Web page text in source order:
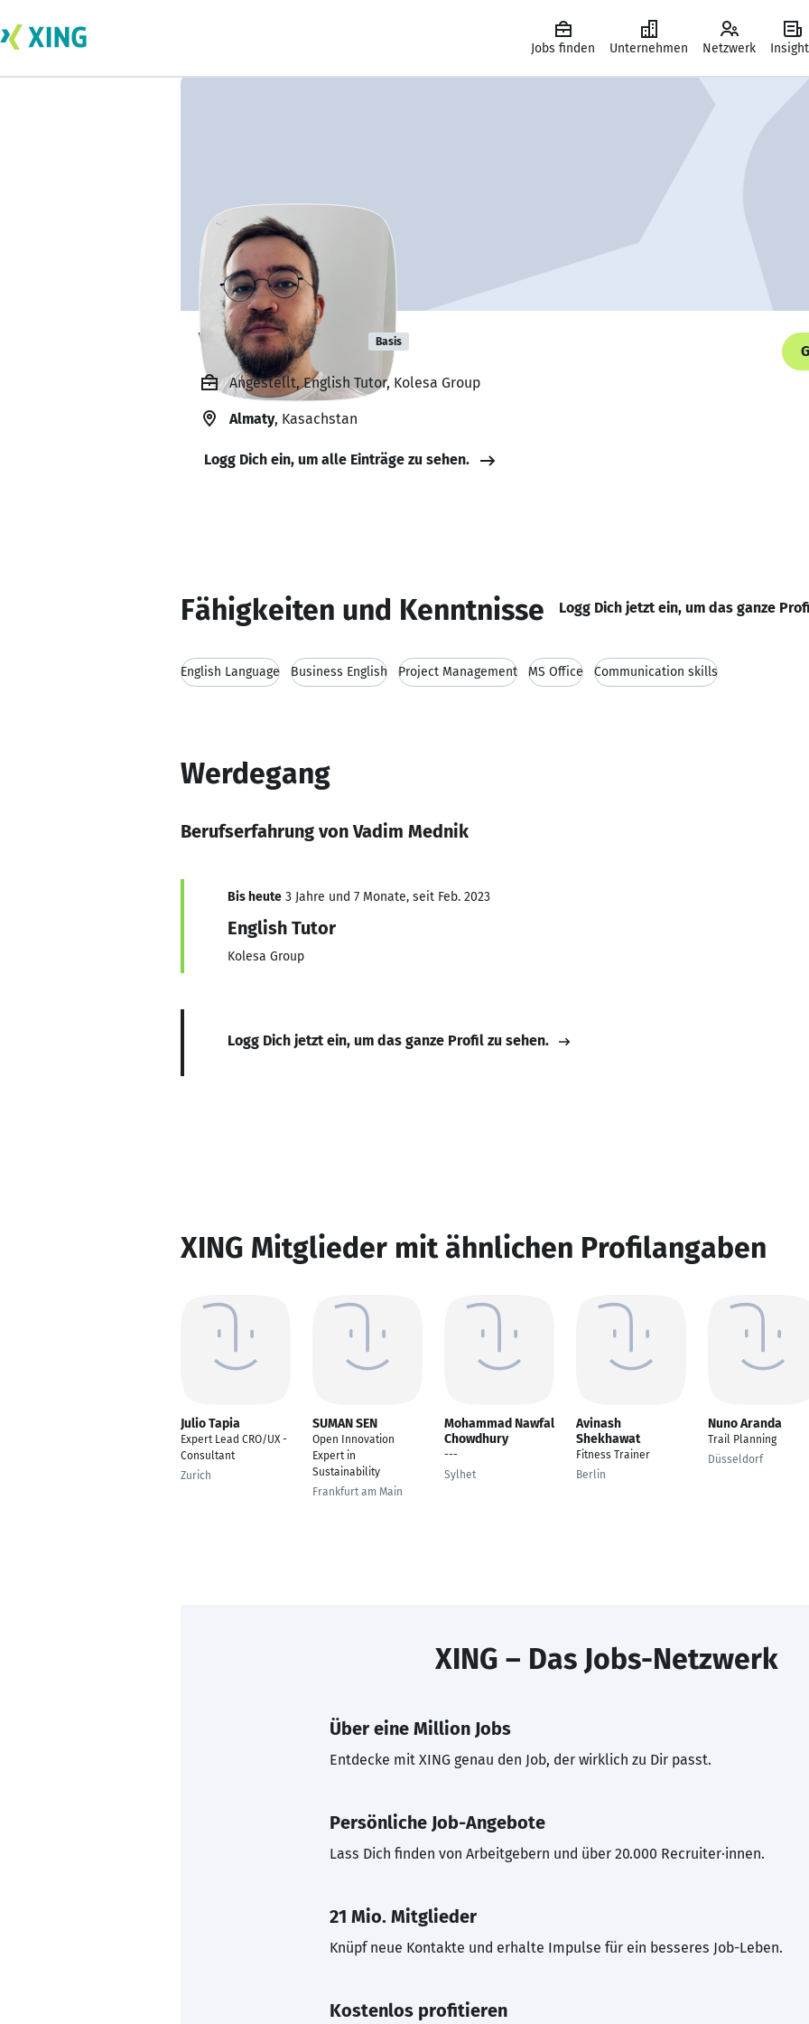
Jobs finden Unternehmen Netzwerk
Vadim Mednik Basis
Angestellt, English Tutor, Kolesa Group
Almaty, Kasachstan
Logg Dich ein, um alle Einträge zu sehen.
Fähigkeiten und Kenntnisse Logg Dich jetzt ein, um das ganze
English Language Business English Project Management MS Office Communication skills
Werdegang
Berufserfahrung von Vadim Mednik
Bis heute 3 Jahre und 7 Monate, seit Feb. 2023
English Tutor
Kolesa Group
Logg Dich jetzt ein, um das ganze Profil zu sehen.
XING Mitglieder mit ähnlichen Profilangaben
Julio Tapia
Expert Lead CRO/UX -
Consultant
Zurich
SUMAN SEN
Open Innovation
Expert in
Sustainability
Frankfurt am Main
Mohammad Nawfal
Chowdhury
---
Sylhet
Avinash
Shekhawat
Fitness Trainer
Berlin
Nuno Aranda
Trail Planning
Düsseldorf
XING – Das Jobs-Netzwerk
Über eine Million Jobs
Entdecke mit XING genau den Job, der wirklich zu Dir passt.
Persönliche Job-Angebote
Lass Dich finden von Arbeitgebern und über 20.000 Recruiter·innen.
21 Mio. Mitglieder
Knüpf neue Kontakte und erhalte Impulse für ein besseres Job-Leben.
Kostenlos profitieren